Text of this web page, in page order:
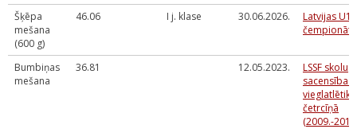
Šķēpa
mešana
(600 g)
46.06 I j. klase 30.06.2026.
Latvijas U16
čempionāts
Bumbiņas
mešana
36.81 12.05.2023.
LSSF skolu
sacensības
četrcīņā
(2009.-